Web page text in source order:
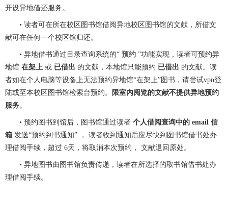
开设异地借还服务。
• 读者可在所在校区图书馆借阅异地校区图书馆的文献，所借文
献可在任何一个校区馆归还。
• 异地借书通过目录查询系统的“ 预约 ”功能实现，读者可预约异
地馆 在架上 或 已借出 的文献，本地馆只能预约 已借出 的文献。读
者如在个人电脑等设备上无法预约异地馆“在架上”图书，请尝试vpn登
陆或至本校区图书馆检索台预约。
限室内阅览的文献不提供异地预约
服务。
• 预约图书到馆后，图书馆通过读者 个人借阅查询中的 email 信
箱 发送“预约到书通知” ， 读者收到通知后应尽快到图书馆借书处办
理借阅手续，超过 6天，将取消本次预约， 文献退回原处。
• 异地图书由图书馆负责传递，读者在所选择的取书馆借书处办
理借阅手续。